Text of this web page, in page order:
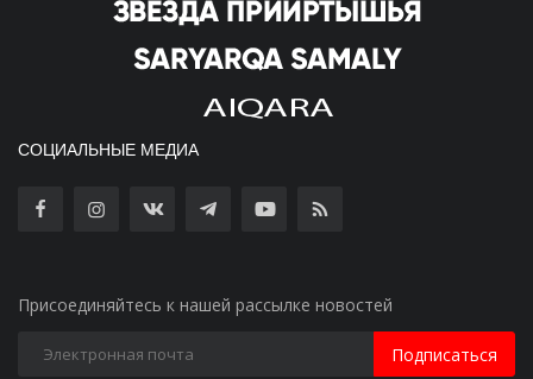
СОЦИАЛЬНЫЕ МЕДИА
Присоединяйтесь к нашей рассылке новостей
Подписаться